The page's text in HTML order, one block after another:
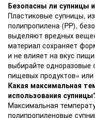
Безопасны ли супницы
Пластиковые супницы,
полипропилена (PP),
выделяют вредных
материал сохраняет
и не влияет на вкус
выбирайте одноразовые
пищевых продуктов»
Какая максимальная
использования
Максимальная
полипропиленовые